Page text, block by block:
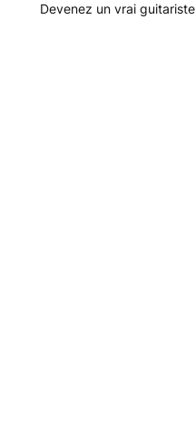
Devenez un vrai guitariste